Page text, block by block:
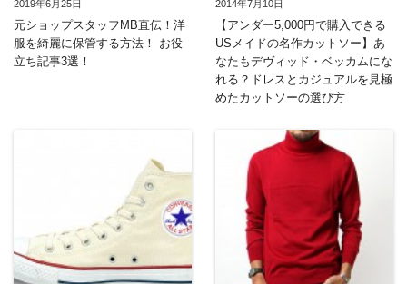
2019年6月25日
元ショップスタッフMB直伝！洋
服を綺麗に保管する方法！ お役
立ち記事3選！
2014年7月10日
【アンダー5,000円で購入できる
USメイドの名作カットソー】あ
なたもデヴィッド・ベッカムにな
れる？ドレスとカジュアルを見極
めたカットソーの選び方